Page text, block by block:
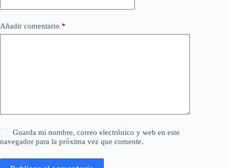
Añadir comentario *
Guarda mi nombre, correo electrónico y web en este
navegador para la próxima vez que comente.